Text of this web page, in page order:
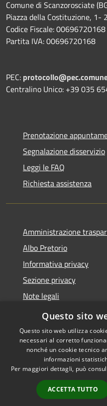
Comune di Scanzorosciate
Piazza della Costituzione, 1-
Codice Fiscale: 00696720168
Partita IVA: 00696720168
PEC:
Centralino Unico: +39 035
Prenotazione
Segnalazione disservizio
Leggi le FAQ
Richiesta assistenza
Amministrazione
Albo Pretorio
Informativa privacy
Sezione privacy
Note legali
Dichiarazione di
Accessibilità
Questo sito
Questo sito web utilizza
necessari al corretto
nonché un cookie tecnico
informazioni
Per maggiori dettagli, può
ACCETTA TUTTO